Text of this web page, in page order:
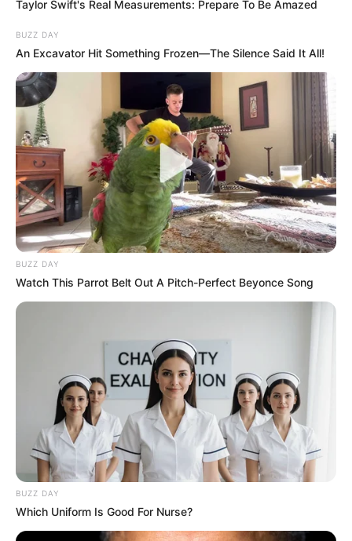
Taylor Swift's Real Measurements: Prepare To Be Amazed
BUZZ DAY
An Excavator Hit Something Frozen—The Silence Said It All!
BUZZ DAY
Watch This Parrot Belt Out A Pitch-Perfect Beyonce Song
BUZZ DAY
Which Uniform Is Good For Nurse?